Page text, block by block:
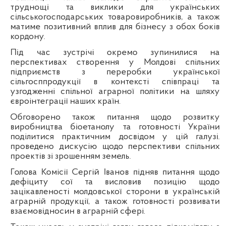
труднощі та виклики для українських
сільськогосподарських товаровиробників, а також
матиме позитивний вплив для бізнесу з обох боків
кордону.
Під час зустрічі окремо зупинилися на
перспективах створення у Молдові спільних
підприємств з переробки української
сільгосппродукції в контексті співпраці та
узгодженні спільної аграрної політики на шляху
євроінтеграції наших країн.
Обговорено також питання щодо розвитку
виробництва біоетанолу та готовності України
поділитися практичним досвідом у цій галузі.
проведено дискусію щодо перспективи спільних
проектів зі зрошенням земель.
Голова Комісії Сергій Іванов підняв питання щодо
дефіциту сої та висловив позицію щодо
зацікавленості молдовської сторони в українській
аграрній продукції, а також готовності розвивати
взаємовідносин в аграрній сфері.